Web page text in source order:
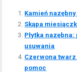
Kamień
Skąpa
Płytka
usuwania
Czerwona
pomoc